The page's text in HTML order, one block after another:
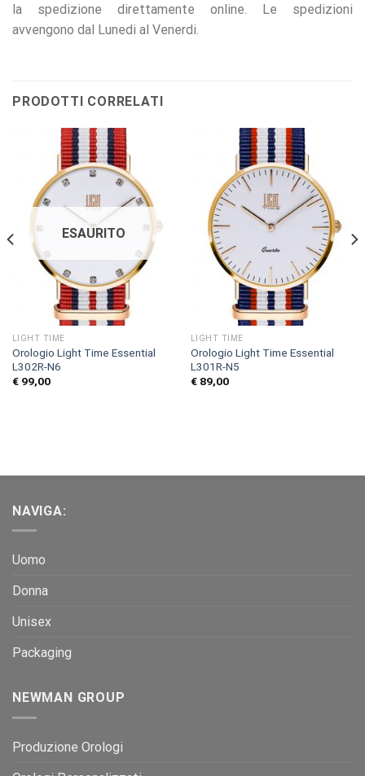
la spedizione direttamente online. Le spedizioni
avvengono dal Lunedi al Venerdi.
PRODOTTI CORRELATI
ESAURITO
LIGHT TIME
Orologio Light Time Essential
L302R-N6
€99,00
LIGHT TIME
Orologio Light Time Essential
L301R-N5
€89,00
NAVIGA:
Uomo
Donna
Unisex
Packaging
NEWMAN GROUP
Produzione Orologi